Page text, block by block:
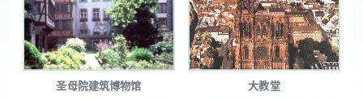
圣母院建筑博物馆 大教堂